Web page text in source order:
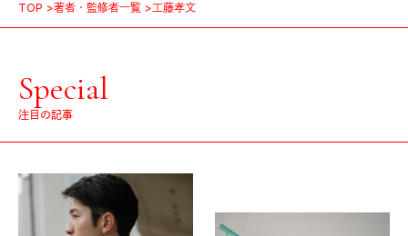
TOP 著者・監修者一覧 工藤孝文
Special
注目の記事